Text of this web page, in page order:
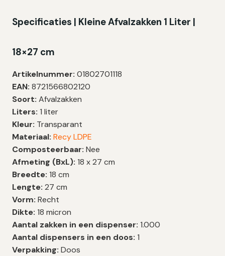
Specificaties | Kleine Afvalzakken 1 Liter |
18×27 cm
Artikelnummer: 01802701118
EAN: 8721566802120
Soort: Afvalzakken
Liters: 1 liter
Kleur: Transparant
Materiaal: Recy LDPE
Composteerbaar: Nee
Afmeting (BxL): 18 x 27 cm
Breedte: 18 cm
Lengte: 27 cm
Vorm: Recht
Dikte: 18 micron
Aantal zakken in een dispenser: 1.000
Aantal dispensers in een doos: 1
Verpakking: Doos